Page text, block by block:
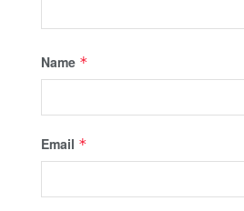
Name *
Email *